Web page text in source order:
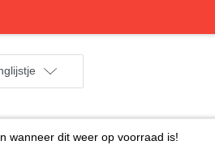
wanneer dit weer op voorraad is!